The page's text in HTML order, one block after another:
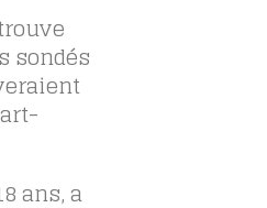
sondés
ans, a